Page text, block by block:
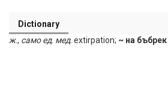
Dictionary
ж., само ед. мед. extirpation; ~ на бъбрек